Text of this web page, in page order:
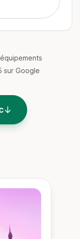
sur Google